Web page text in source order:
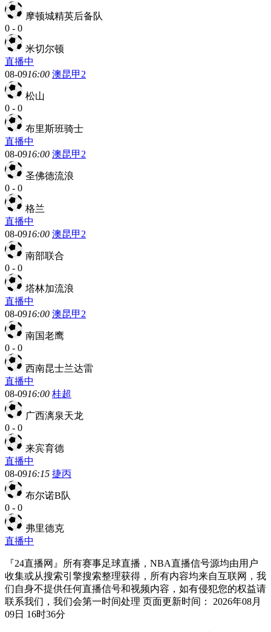
摩顿城精英后备队
0 - 0
米切尔顿
直播中
08-0916:00 澳昆甲2
松山
0 - 0
布里斯班骑士
直播中
08-0916:00 澳昆甲2
圣佛德流浪
0 - 0
格兰
直播中
08-0916:00 澳昆甲2
南部联合
0 - 0
塔林加流浪
直播中
08-0916:00 澳昆甲2
南国老鹰
0 - 0
西南昆士兰达雷
直播中
08-0916:00 桂超
广西漓泉天龙
0 - 0
来宾育德
直播中
08-0916:15 捷丙
布尔诺B队
0 - 0
弗里德克
直播中
『24直播网』所有赛事足球直播，NBA直播信号源均由用户
收集或从搜索引擎搜索整理获得，所有内容均来自互联网，我
们自身不提供任何直播信号和视频内容，如有侵犯您的权益请
联系我们，我们会第一时间处理 页面更新时间： 2026年08月
09日 16时36分